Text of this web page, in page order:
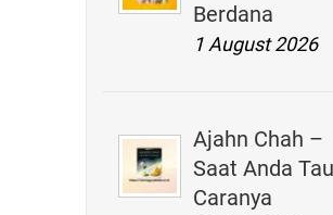
Berdana
1 August 2026
Ajahn Chah –
Saat Anda Tau
Caranya